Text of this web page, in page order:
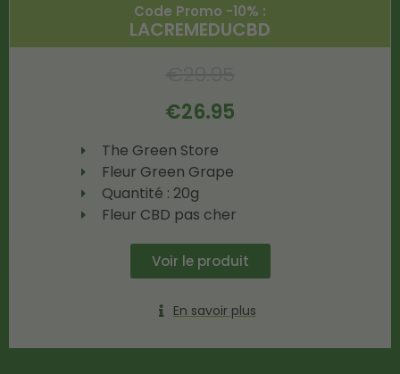
Code Promo -10% :
LACREMEDUCBD
€26.95
The Green Store
Fleur Green Grape
Quantité : 20g
Fleur CBD pas cher
Voir le produit
En savoir plus